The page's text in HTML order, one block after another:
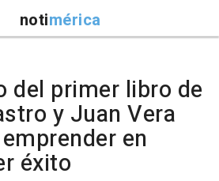
notimérica
del primer libro de
y Juan Vera
en
éxito